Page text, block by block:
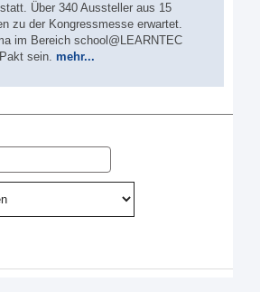
Über 340 Aussteller aus 15
zu der Kongressmesse erwartet.
im Bereich school@LEARNTEC
sein. mehr...